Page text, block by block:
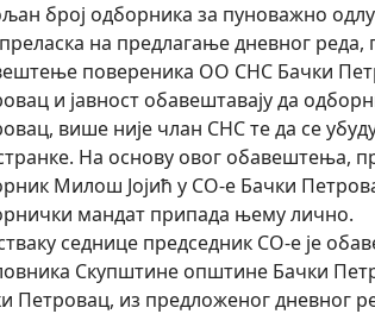
број одборника за пуноважно
на предлагање дневног
повереника ОО СНС Бачки
и јавност обавештавају да
више није члан СНС те да се
На основу овог обавештења,
Милош Јојић у СО-е Бачки
мандат припада њему лично.
седнице председник СО-е је
Скупштине општине Бачки
Петровац, из предложеног дневног